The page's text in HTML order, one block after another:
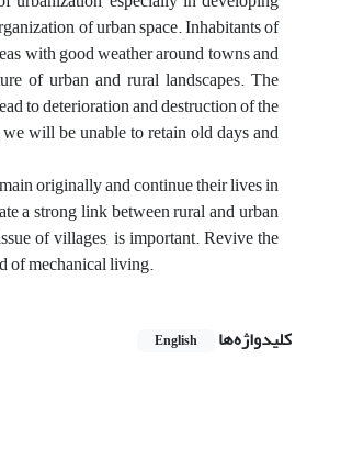
of urban space. Inhabitants of
with good weather around towns and
of urban and rural landscapes. The
to deterioration and destruction of the
will be unable to retain old days and
originally and continue their lives in
a strong link between rural and urban
of villages, is important. Revive the
of mechanical living.
کلیدواژه‌ها English